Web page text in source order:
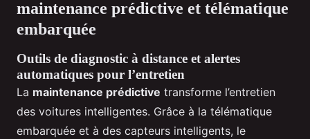
maintenance prédictive et télématique
embarquée
Outils de diagnostic à distance et alertes
automatiques pour l’entretien
La maintenance prédictive transforme l’entretien
des voitures intelligentes. Grâce à la télématique
embarquée et à des capteurs intelligents, le